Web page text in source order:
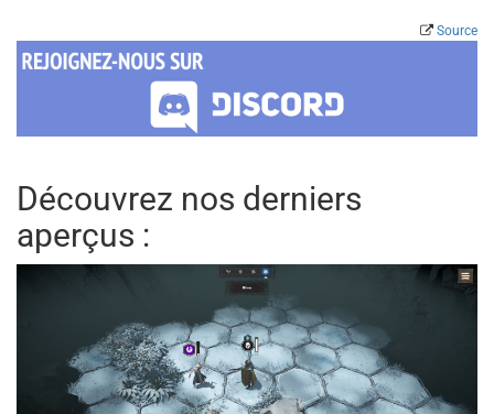
Source
Découvrez nos derniers
aperçus :